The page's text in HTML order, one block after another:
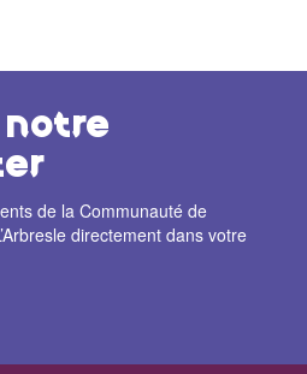
notre
de la Communauté de
directement dans votre